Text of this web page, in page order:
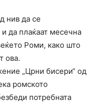
нив да се
и да плаќаат месечна
Роми, како што
ова.
„Црни бисери“ од
ромското
потребната